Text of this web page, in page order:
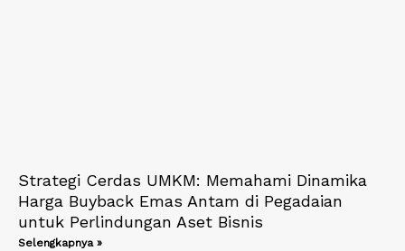
Strategi Cerdas UMKM: Memahami Dinamika
Harga Buyback Emas Antam di Pegadaian
untuk Perlindungan Aset Bisnis
Selengkapnya »